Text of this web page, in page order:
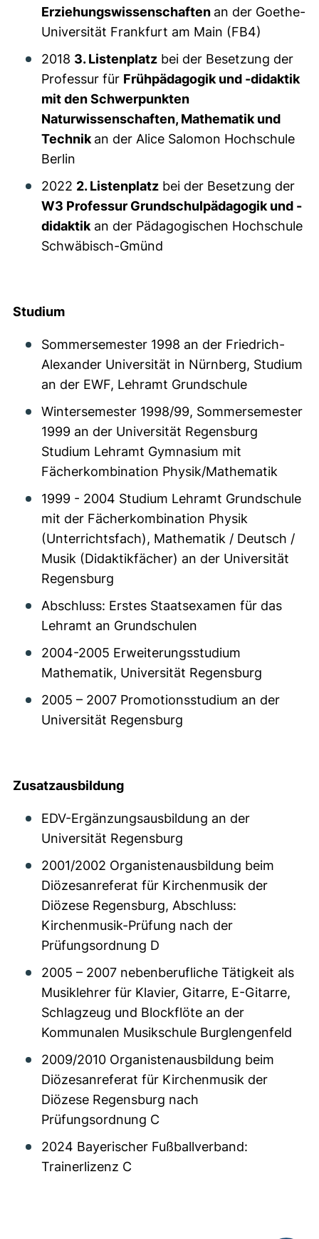
Erziehungswissenschaften an der Goethe-
Universität Frankfurt am Main (FB4)
2018 3. Listenplatz bei der Besetzung der
Professur für Frühpädagogik und -didaktik
mit den Schwerpunkten
Naturwissenschaften, Mathematik und
Technik an der Alice Salomon Hochschule
Berlin
2022 2. Listenplatz bei der Besetzung der
W3 Professur Grundschulpädagogik und -
didaktik an der Pädagogischen Hochschule
Schwäbisch-Gmünd
Studium
Sommersemester 1998 an der Friedrich-
Alexander Universität in Nürnberg, Studium
an der EWF, Lehramt Grundschule
Wintersemester 1998/99, Sommersemester
1999 an der Universität Regensburg
Studium Lehramt Gymnasium mit
Fächerkombination Physik/Mathematik
1999 - 2004 Studium Lehramt Grundschule
mit der Fächerkombination Physik
(Unterrichtsfach), Mathematik / Deutsch /
Musik (Didaktikfächer) an der Universität
Regensburg
Abschluss: Erstes Staatsexamen für das
Lehramt an Grundschulen
2004-2005 Erweiterungsstudium
Mathematik, Universität Regensburg
2005 – 2007 Promotionsstudium an der
Universität Regensburg
Zusatzausbildung
EDV-Ergänzungsausbildung an der
Universität Regensburg
2001/2002 Organistenausbildung beim
Diözesanreferat für Kirchenmusik der
Diözese Regensburg, Abschluss:
Kirchenmusik-Prüfung nach der
Prüfungsordnung D
2005 – 2007 nebenberufliche Tätigkeit als
Musiklehrer für Klavier, Gitarre, E-Gitarre,
Schlagzeug und Blockflöte an der
Kommunalen Musikschule Burglengenfeld
2009/2010 Organistenausbildung beim
Diözesanreferat für Kirchenmusik der
Diözese Regensburg nach
Prüfungsordnung C
2024 Bayerischer Fußballverband:
Trainerlizenz C